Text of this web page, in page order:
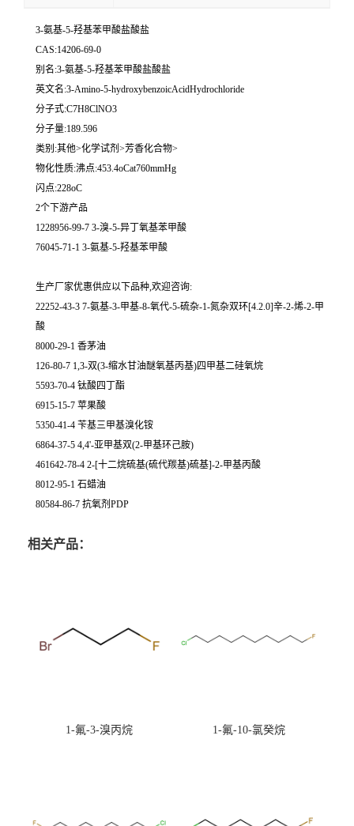
3-氨基-5-羟基苯甲酸盐酸盐
CAS:14206-69-0
别名:3-氨基-5-羟基苯甲酸盐酸盐
英文名:3-Amino-5-hydroxybenzoicAcidHydrochloride
分子式:C7H8ClNO3
分子量:189.596
类别:其他>化学试剂>芳香化合物>
物化性质:沸点:453.4oCat760mmHg
闪点:228oC
2个下游产品
1228956-99-7 3-溴-5-异丁氧基苯甲酸
76045-71-1 3-氨基-5-羟基苯甲酸
生产厂家优惠供应以下品种,欢迎咨询:
22252-43-3 7-氨基-3-甲基-8-氧代-5-硫杂-1-氮杂双环[4.2.0]辛-2-烯-2-甲
酸
8000-29-1 香茅油
126-80-7 1,3-双(3-缩水甘油醚氧基丙基)四甲基二硅氧烷
5593-70-4 钛酸四丁酯
6915-15-7 苹果酸
5350-41-4 苄基三甲基溴化铵
6864-37-5 4,4'-亚甲基双(2-甲基环己胺)
461642-78-4 2-[十二烷硫基(硫代羰基)硫基]-2-甲基丙酸
8012-95-1 石蜡油
80584-86-7 抗氧剂PDP
相关产品：
1-氟-3-溴丙烷 1-氟-10-氯癸烷